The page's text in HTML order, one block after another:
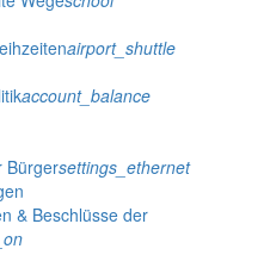
airport_shuttle
account_balance
Bürgersettings_ethernet
& Beschlüsse der